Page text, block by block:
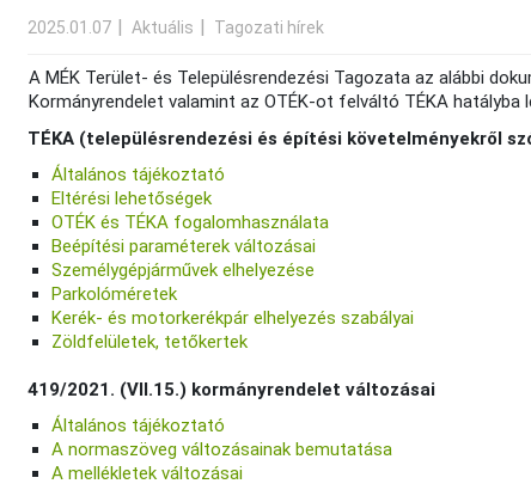
2025.01.07 Aktuális Tagozati hírek
A MÉK Terület- és Településrendezési Tagozata az alábbi
Kormányrendelet valamint az OTÉK-ot felváltó TÉKA
TÉKA (településrendezési és építési követelményekről
Általános tájékoztató
Eltérési lehetőségek
OTÉK és TÉKA fogalomhasználata
Beépítési paraméterek változásai
Személygépjárművek elhelyezése
Parkolóméretek
Kerék- és motorkerékpár elhelyezés szabályai
Zöldfelületek, tetőkertek
419/2021. (VII.15.) kormányrendelet változásai
Általános tájékoztató
A normaszöveg változásainak bemutatása
A mellékletek változásai